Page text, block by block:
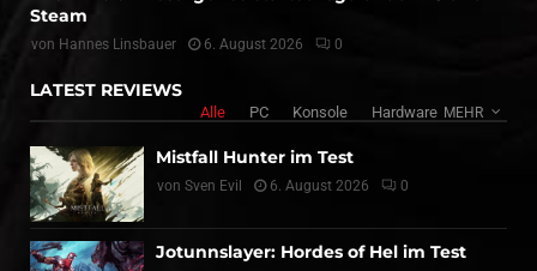
Steam
von Hannes Linsbauer 6. August 2026 0
LATEST REVIEWS
Alle PC Konsole Hardware MEHR
Mistfall Hunter im Test
von Sven Evil 6. August 2026 0
Jotunnslayer: Hordes of Hel im Test